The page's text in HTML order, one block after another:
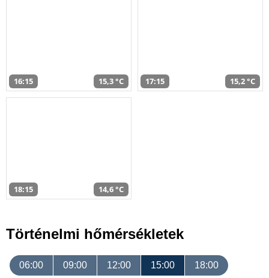
16:15 15,3 °C 17:15 15,2 °C
18:15 14,6 °C
Történelmi hőmérsékletek
06:00 09:00 12:00 15:00 18:00